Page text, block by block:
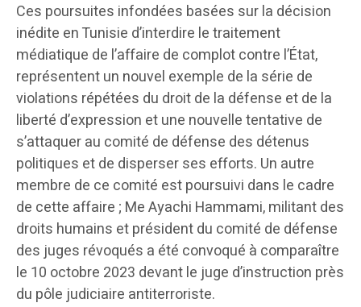
Ces poursuites infondées basées sur la décision
inédite en Tunisie d’interdire le traitement
médiatique de l’affaire de complot contre l’État,
représentent un nouvel exemple de la série de
violations répétées du droit de la défense et de la
liberté d’expression et une nouvelle tentative de
s’attaquer au comité de défense des détenus
politiques et de disperser ses efforts. Un autre
membre de ce comité est poursuivi dans le cadre
de cette affaire ; Me Ayachi Hammami, militant des
droits humains et président du comité de défense
des juges révoqués a été convoqué à comparaître
le 10 octobre 2023 devant le juge d’instruction près
du pôle judiciaire antiterroriste.